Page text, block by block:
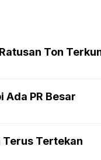
Ton
Ada PR Besar
Terus Tertekan